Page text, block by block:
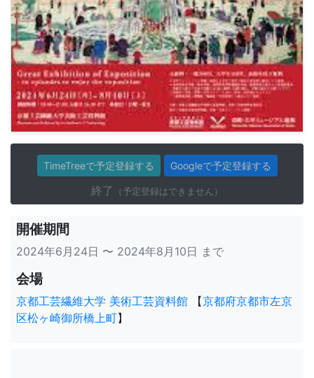
TimeTreeで予定登録する Googleで予定登録する
終了 （予定登録はできません）
開催期間
2024年6月24日 〜 2024年8月10日 まで
会場
京都工芸繊維大学 美術工芸資料館 【京都府京都市左京
区松ヶ崎御所橋上町】